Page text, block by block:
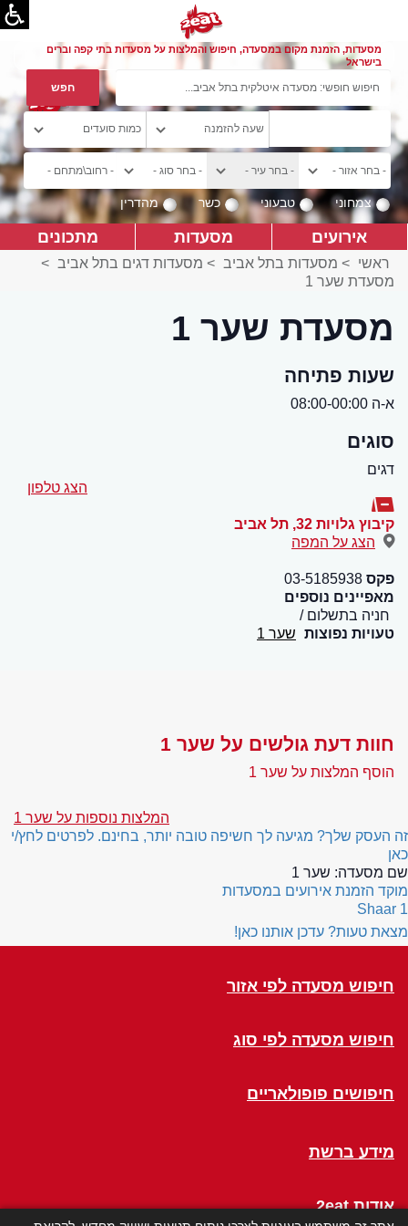
מסעדות, הזמנת מקום במסעדה, חיפוש והמלצות על מסעדות בתי קפה וברים
בישראל
צמחוני טבעוני כשר מהדרין
אירועים מסעדות מתכונים
ראשי > מסעדות בתל אביב > מסעדות דגים בתל אביב >
מסעדת שער 1
מסעדת שער 1
שעות פתיחה
א-ה 08:00-00:00
סוגים
דגים
הצג טלפון
קיבוץ גלויות 32 , תל אביב
הצג על המפה
פקס 03-5185938
מאפיינים נוספים
חניה בתשלום
טעויות נפוצות שער 1
חוות דעת גולשים על שער 1
הוסף המלצות על שער 1
המלצות נוספות על שער 1
זה העסק שלך? מגיעה לך חשיפה טובה יותר, בחינם. לפרטים לחץ/י
כאן
שם מסעדה: שער 1
מוקד הזמנת אירועים במסעדות
Shaar 1
מצאת טעות? עדכן אותנו כאן!
חיפוש מסעדה לפי אזור
חיפוש מסעדה לפי סוג
חיפושים פופולאריים
מידע ברשת
אודות 2eat